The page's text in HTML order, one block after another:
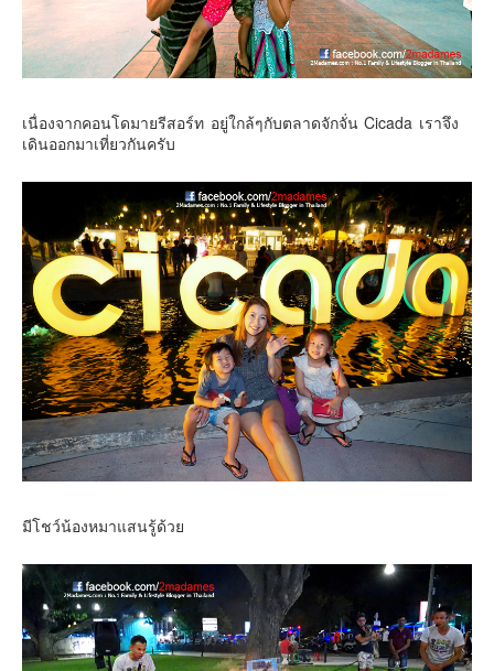
เนื่องจากคอนโดมายรีสอร์ท อยู่ใกล้ๆกับตลาดจักจั่น Cicada เราจึง
เดินออกมาเที่ยวกันครับ
มีโชว์น้องหมาแสนรู้ด้วย